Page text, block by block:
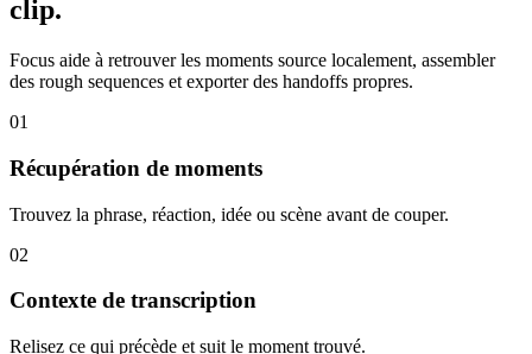
clip.
Focus aide à retrouver les moments source localement, assembler
des rough sequences et exporter des handoffs propres.
01
Récupération de moments
Trouvez la phrase, réaction, idée ou scène avant de couper.
02
Contexte de transcription
Relisez ce qui précède et suit le moment trouvé.